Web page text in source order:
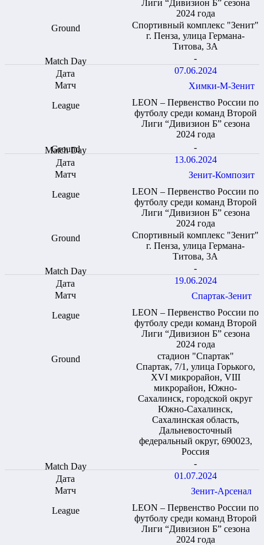
Лиги “Дивизион Б” сезона
2024 года
Спортивный комплекс "Зенит"
г. Пенза, улица Германа-
Титова, 3А
-
07.06.2024
Химки-М-Зенит
LEON – Первенство России по
футболу среди команд Второй
Лиги “Дивизион Б” сезона
2024 года
-
13.06.2024
Зенит-Композит
LEON – Первенство России по
футболу среди команд Второй
Лиги “Дивизион Б” сезона
2024 года
Спортивный комплекс "Зенит"
г. Пенза, улица Германа-
Титова, 3А
-
19.06.2024
Спартак-Зенит
LEON – Первенство России по
футболу среди команд Второй
Лиги “Дивизион Б” сезона
2024 года
стадион "Спартак"
Спартак, 7/1, улица Горького,
XVI микрорайон, VIII
микрорайон, Южно-
Сахалинск, городской округ
Южно-Сахалинск,
Сахалинская область,
Дальневосточный
федеральный округ, 690023,
Россия
-
01.07.2024
Зенит-Арсенал
LEON – Первенство России по
футболу среди команд Второй
Лиги “Дивизион Б” сезона
2024 года